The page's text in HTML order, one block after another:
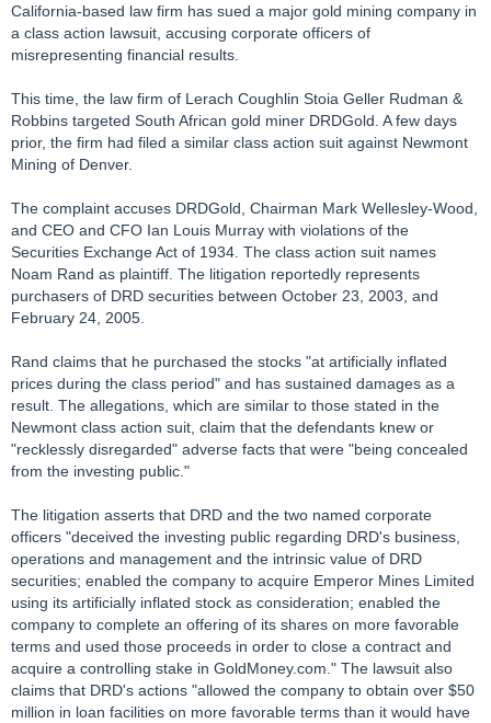
California-based law firm has sued a major gold mining company in
a class action lawsuit, accusing corporate officers of
misrepresenting financial results.
This time, the law firm of Lerach Coughlin Stoia Geller Rudman &
Robbins targeted South African gold miner DRDGold. A few days
prior, the firm had filed a similar class action suit against Newmont
Mining of Denver.
The complaint accuses DRDGold, Chairman Mark Wellesley-Wood,
and CEO and CFO Ian Louis Murray with violations of the
Securities Exchange Act of 1934. The class action suit names
Noam Rand as plaintiff. The litigation reportedly represents
purchasers of DRD securities between October 23, 2003, and
February 24, 2005.
Rand claims that he purchased the stocks "at artificially inflated
prices during the class period" and has sustained damages as a
result. The allegations, which are similar to those stated in the
Newmont class action suit, claim that the defendants knew or
"recklessly disregarded" adverse facts that were "being concealed
from the investing public."
The litigation asserts that DRD and the two named corporate
officers "deceived the investing public regarding DRD's business,
operations and management and the intrinsic value of DRD
securities; enabled the company to acquire Emperor Mines Limited
using its artificially inflated stock as consideration; enabled the
company to complete an offering of its shares on more favorable
terms and used those proceeds in order to close a contract and
acquire a controlling stake in GoldMoney.com." The lawsuit also
claims that DRD's actions "allowed the company to obtain over $50
million in loan facilities on more favorable terms than it would have